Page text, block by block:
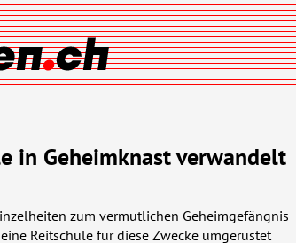
in Geheimknast verwandelt
zum vermutlichen Geheimgefängnis
Reitschule für diese Zwecke umgerüstet